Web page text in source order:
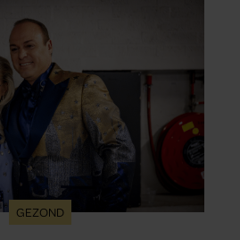
GEZOND